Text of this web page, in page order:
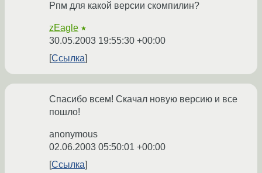
Рпм для какой версии скомпилин?
zEagle ★
30.05.2003 19:55:30 +00:00
Ссылка
Спасибо всем! Скачал новую версию и все
пошло!
anonymous
02.06.2003 05:50:01 +00:00
Ссылка